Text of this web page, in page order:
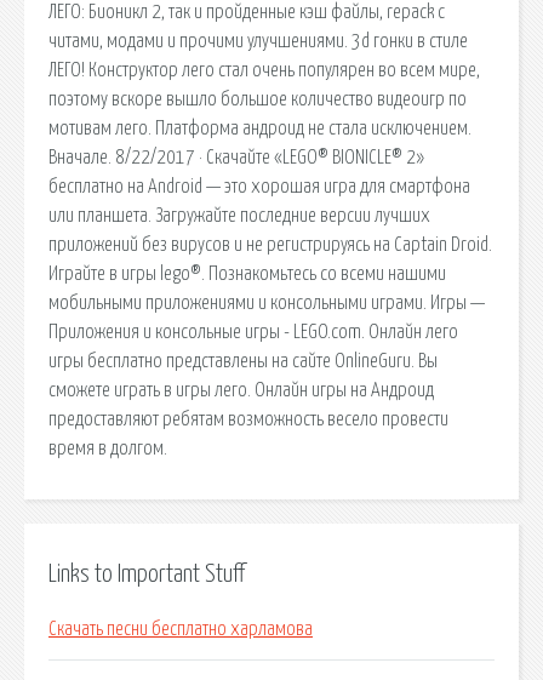
ЛЕГО: Бионикл 2, так и пройденные кэш файлы, repack с
читами, модами и прочими улучшениями. 3d гонки в стиле
ЛЕГО! Конструктор лего стал очень популярен во всем мире,
поэтому вскоре вышло большое количество видеоигр по
мотивам лего. Платформа андроид не стала исключением.
Вначале. 8/22/2017 · Скачайте «LEGO® BIONICLE® 2»
бесплатно на Android — это хорошая игра для смартфона
или планшета. Загружайте последние версии лучших
приложений без вирусов и не регистрируясь на Captain Droid.
Играйте в игры lego®. Познакомьтесь со всеми нашими
мобильными приложениями и консольными играми. Игры —
Приложения и консольные игры - LEGO.com. Онлайн лего
игры бесплатно представлены на сайте OnlineGuru. Вы
сможете играть в игры лего. Онлайн игры на Андроид
предоставляют ребятам возможность весело провести
время в долгом.
Links to Important Stuff
Скачать песни бесплатно харламова